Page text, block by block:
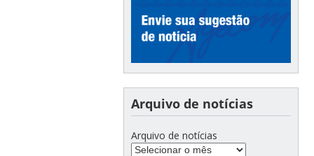
Arquivo de notícias
Arquivo de notícias